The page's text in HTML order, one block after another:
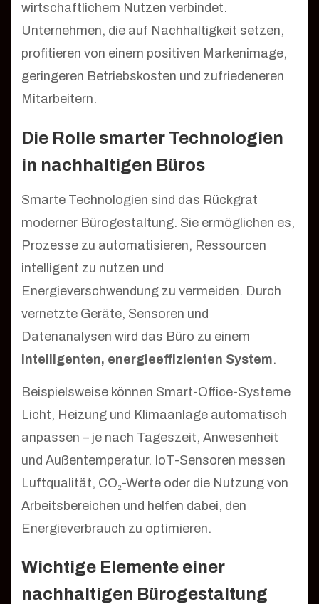
wirtschaftlichem Nutzen verbindet.
Unternehmen, die auf Nachhaltigkeit setzen,
profitieren von einem positiven Markenimage,
geringeren Betriebskosten und zufriedeneren
Mitarbeitern.
Die Rolle smarter Technologien
in nachhaltigen Büros
Smarte Technologien sind das Rückgrat
moderner Bürogestaltung. Sie ermöglichen es,
Prozesse zu automatisieren, Ressourcen
intelligent zu nutzen und
Energieverschwendung zu vermeiden. Durch
vernetzte Geräte, Sensoren und
Datenanalysen wird das Büro zu einem
intelligenten, energieeffizienten System.
Beispielsweise können Smart-Office-Systeme
Licht, Heizung und Klimaanlage automatisch
anpassen – je nach Tageszeit, Anwesenheit
und Außentemperatur. IoT-Sensoren messen
Luftqualität, CO₂-Werte oder die Nutzung von
Arbeitsbereichen und helfen dabei, den
Energieverbrauch zu optimieren.
Wichtige Elemente einer
nachhaltigen Bürogestaltung